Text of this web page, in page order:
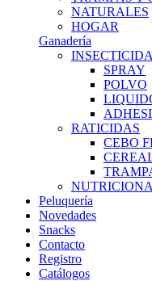
NATURALES
HOGAR
Ganadería
SPRAY
POLVO
RATICIDAS
CEBO
Peluquería
Novedades
Snacks
Contacto
Registro
Catálogos